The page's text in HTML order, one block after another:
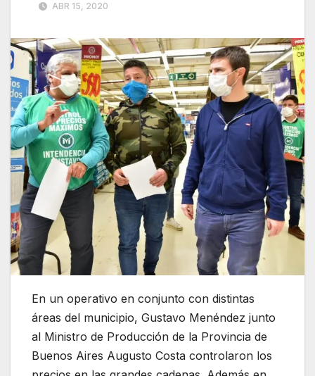
ABR 15, 2020
En un operativo en conjunto con distintas
áreas del municipio, Gustavo Menéndez junto
al Ministro de Producción de la Provincia de
Buenos Aires Augusto Costa controlaron los